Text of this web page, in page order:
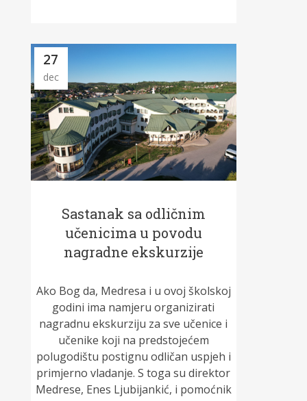
27
dec
Sastanak sa odličnim
učenicima u povodu
nagradne ekskurzije
Ako Bog da, Medresa i u ovoj školskoj
godini ima namjeru organizirati
nagradnu ekskurziju za sve učenice i
učenike koji na predstojećem
polugodištu postignu odličan uspjeh i
primjerno vladanje. S toga su direktor
Medrese, Enes Ljubijankić, i pomoćnik